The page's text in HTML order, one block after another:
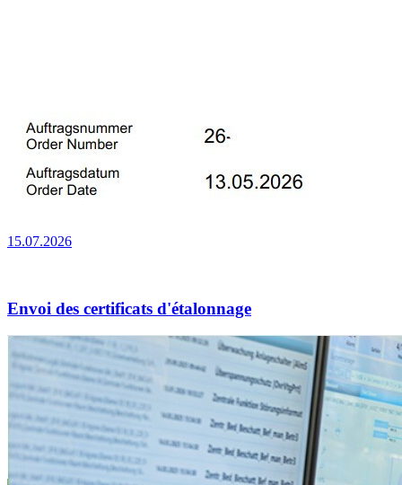
15.07.2026
Envoi des certificats d'étalonnage